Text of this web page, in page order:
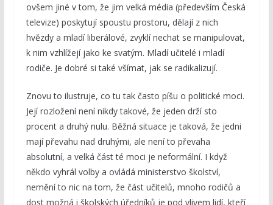
ovšem jiné v tom, že jim velká média (především Česká
televize) poskytují spoustu prostoru, dělají z nich
hvězdy a mladí liberálové, zvyklí nechat se manipulovat,
k nim vzhlížejí jako ke svatým. Mladí učitelé i mladí
rodiče. Je dobré si také všímat, jak se radikalizují.
Znovu to ilustruje, co tu tak často píšu o politické moci.
Její rozložení není nikdy takové, že jeden drží sto
procent a druhý nulu. Běžná situace je taková, že jedni
mají převahu nad druhými, ale není to převaha
absolutní, a velká část té moci je neformální. I když
někdo vyhrál volby a ovládá ministerstvo školství,
nemění to nic na tom, že část učitelů, mnoho rodičů a
dost možná i školských úředníků je pod vlivem lidí, kteří